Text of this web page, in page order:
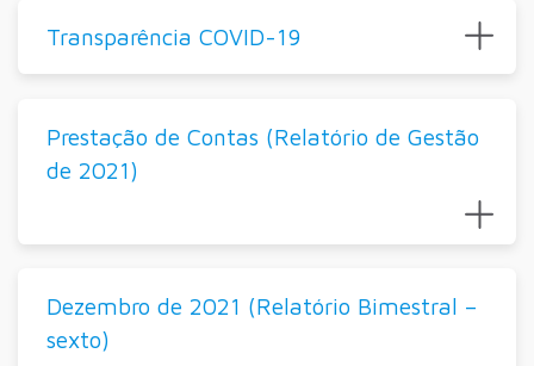
Transparência COVID-19
Prestação de Contas (Relatório de Gestão
de 2021)
Dezembro de 2021 (Relatório Bimestral –
sexto)